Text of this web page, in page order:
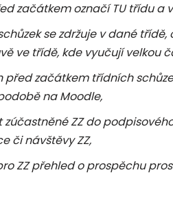
začátkem označí TU třídu a
se zdržuje v dané
ve třídě, kde vyučují velkou
před začátkem třídních
na Moodle,
zúčastněné ZZ do
či návštěvy ZZ,
ZZ přehled o prospěchu